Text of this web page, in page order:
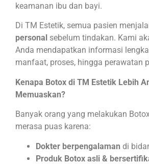
keamanan ibu dan bayi.
Di TM Estetik, semua pasien
personal sebelum tindakan. Kami
Anda mendapatkan informasi
manfaat, proses, hingga perawatan
Kenapa Botox di TM Estetik Lebih
Memuaskan?
Banyak orang yang melakukan
merasa puas karena:
Dokter berpengalaman di
Produk Botox asli &